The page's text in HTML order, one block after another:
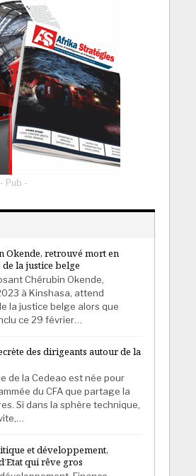
- Pub -
Okende, retrouvé mort en
la justice belge
Chérubin Okende,
à Kinshasa, attend
la justice belge alors que
ce 29 février…
des dirigeants autour de la
de la Cedeao est née pour
du CFA que partage la
Si dans la sphère technique,
et développement,
qui rêve gros